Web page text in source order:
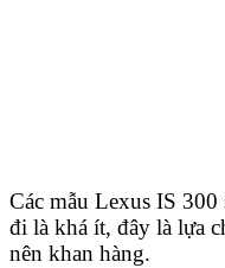
Các mẫu Lexus IS
đi là khá ít, đây là lựa
nên khan hàng.